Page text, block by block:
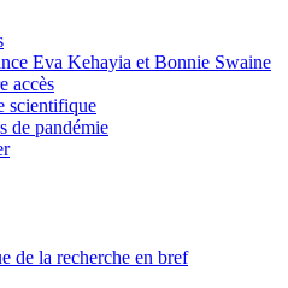
Eva Kehayia et Bonnie Swaine
accès
scientifique
de pandémie
de la recherche en bref